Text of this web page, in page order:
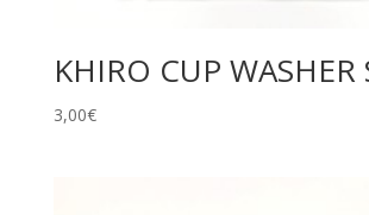
KHIRO CUP WASHER
3,00€